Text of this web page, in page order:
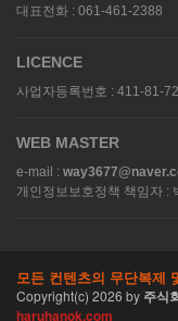
대표전화 : 061-461-2388
LICENCE
사업자등록번호 : 411-81-
WEB MASTER
e-mail :
개인정보보호정책 책임자 :
모든 컨텐츠의 무단복제
Copyright(c) 2026 by 주식
haruhanok.com